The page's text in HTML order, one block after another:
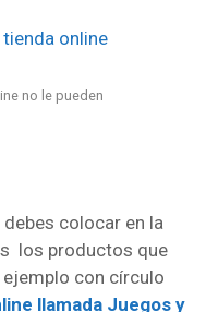
no le pueden
colocar en la
los productos que
con círculo
llamada Juegos y